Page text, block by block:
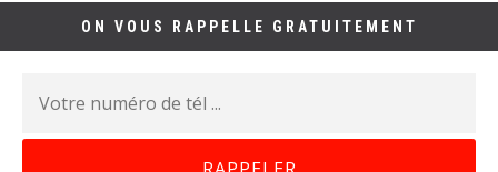
ON VOUS RAPPELLE GRATUITEMENT